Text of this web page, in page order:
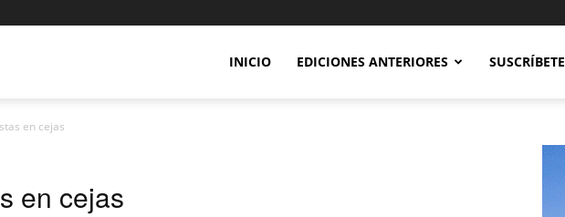
INICIO EDICIONES ANTERIORES SUSCRÍBETE
en cejas
en cejas